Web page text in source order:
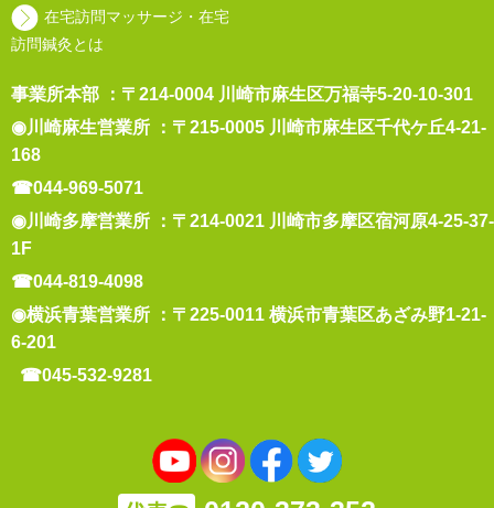
在宅訪問マッサージ・在宅
訪問鍼灸とは
事業所本部 ：〒214-0004 川崎市麻生区万福寺5-20-10-301
◉川崎麻生営業所 ：〒215-0005 川崎市麻生区千代ケ丘4-21-
168
☎044-969-5071
◉川崎多摩営業所 ：〒214-0021 川崎市多摩区宿河原4-25-37-
1F
☎044-819-4098
◉横浜青葉営業所 ：〒225-0011 横浜市青葉区あざみ野1-21-
6-201
☎045-532-9281